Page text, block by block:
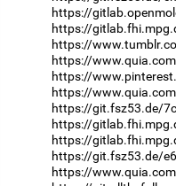
https://
https://
https://
https://
https://
https://
https://git.fsz53.de/
https://
https://
https://git.fsz53.de/
https://